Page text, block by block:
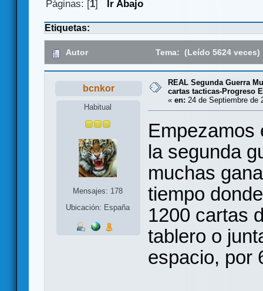
Páginas: [1] Ir Abajo
Etiquetas:
Autor Tema: (Leído 5624 veces)
bcnkor
Habitual
Mensajes: 178
Ubicación: España
REAL Segunda Guerra
cartas tacticas-Progreso
« en: 24 de Septiembre de
Empezamos
la segunda
muchas
tiempo
1200 cartas
tablero o
espacio, por